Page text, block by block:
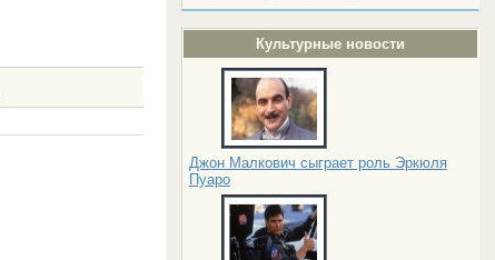
Культурные новости
Джон Малкович сыграет роль Эркюля
Пуаро